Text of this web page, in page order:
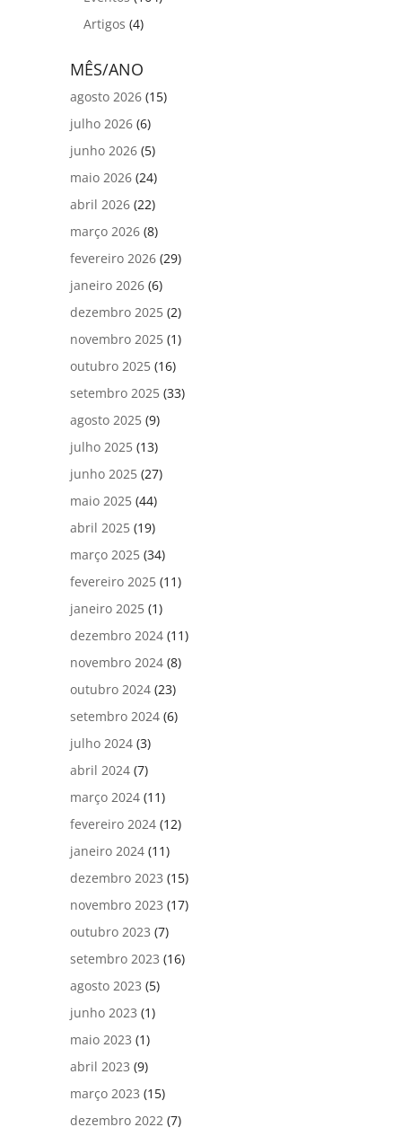
Artigos (4)
MÊS/ANO
agosto 2026 (15)
julho 2026 (6)
junho 2026 (5)
maio 2026 (24)
abril 2026 (22)
março 2026 (8)
fevereiro 2026 (29)
janeiro 2026 (6)
dezembro 2025 (2)
novembro 2025 (1)
outubro 2025 (16)
setembro 2025 (33)
agosto 2025 (9)
julho 2025 (13)
junho 2025 (27)
maio 2025 (44)
abril 2025 (19)
março 2025 (34)
fevereiro 2025 (11)
janeiro 2025 (1)
dezembro 2024 (11)
novembro 2024 (8)
outubro 2024 (23)
setembro 2024 (6)
julho 2024 (3)
abril 2024 (7)
março 2024 (11)
fevereiro 2024 (12)
janeiro 2024 (11)
dezembro 2023 (15)
novembro 2023 (17)
outubro 2023 (7)
setembro 2023 (16)
agosto 2023 (5)
junho 2023 (1)
maio 2023 (1)
abril 2023 (9)
março 2023 (15)
dezembro 2022 (7)